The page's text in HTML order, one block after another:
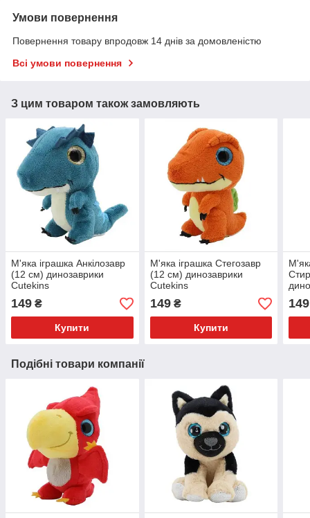
Умови повернення
Повернення товару впродовж 14 днів за домовленістю
Всі умови повернення
З цим товаром також замовляють
М'яка іграшка Анкілозавр
(12 см) динозаврики
Cutekins
149 ₴
Купити
М'яка іграшка Стегозавр
(12 см) динозаврики
Cutekins
149₴
Купити
149
Подібні товари компанії